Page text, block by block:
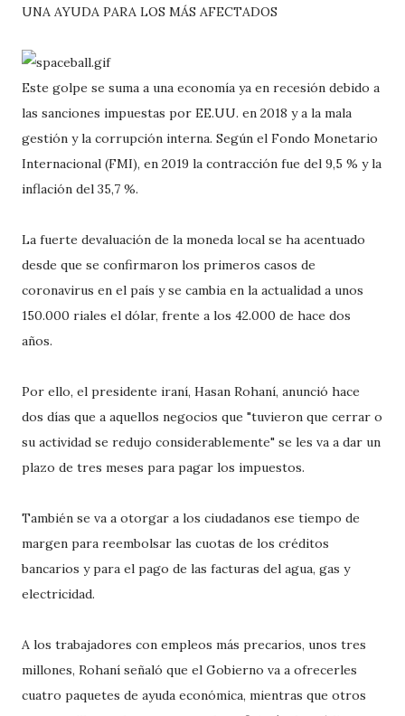
UNA AYUDA PARA LOS MÁS AFECTADOS
Este golpe se suma a una economía ya en recesión debido a
las sanciones impuestas por EE.UU. en 2018 y a la mala
gestión y la corrupción interna. Según el Fondo Monetario
Internacional (FMI), en 2019 la contracción fue del 9,5 % y la
inflación del 35,7 %.
La fuerte devaluación de la moneda local se ha acentuado
desde que se confirmaron los primeros casos de
coronavirus en el país y se cambia en la actualidad a unos
150.000 riales el dólar, frente a los 42.000 de hace dos
años.
Por ello, el presidente iraní, Hasan Rohaní, anunció hace
dos días que a aquellos negocios que "tuvieron que cerrar o
su actividad se redujo considerablemente" se les va a dar un
plazo de tres meses para pagar los impuestos.
También se va a otorgar a los ciudadanos ese tiempo de
margen para reembolsar las cuotas de los créditos
bancarios y para el pago de las facturas del agua, gas y
electricidad.
A los trabajadores con empleos más precarios, unos tres
millones, Rohaní señaló que el Gobierno va a ofrecerles
cuatro paquetes de ayuda económica, mientras que otros